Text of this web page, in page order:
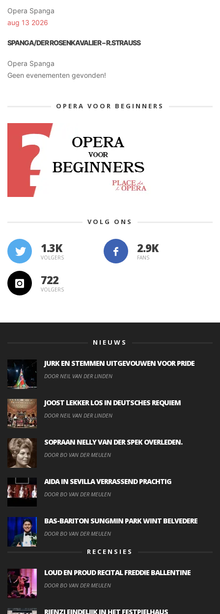
Opera Spanga
aug 13 2026
SPANGA/DER ROSENKAVALIER – R.STRAUSS
Opera Spanga
Geen evenementen gevonden!
OPERA VOOR BEGINNERS
VOLG ONS
1.3K
VOLGERS FANS
722
VOLGERS
NIEUWS
JURK EN STEMMEN UITGEVOUWEN VOOR PRIDE
DOOR NEIL VAN DER LINDEN
JOOST LEKKER LOS IN DEUTSCHES REQUIEM
DOOR NEIL VAN DER LINDEN
SOPRAAN NELLY VAN DER SPEK OVERLEDEN.
DOOR BO VAN DER MEULEN
AIDA IN SEVILLA VERRASSEND PRACHTIG
DOOR BO VAN DER MEULEN
BAS-BARITON SUNGMIN PARK WINT BELVEDERE
DOOR BO VAN DER MEULEN
RECENSIES
LOUD EN PROUD RECITAL FREDDIE BALLENTINE
DOOR BO VAN DER MEULEN
RIENZI EINDELIJK IN HET FESTPIELHAUS